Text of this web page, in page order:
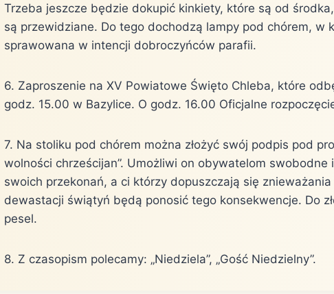
Trzeba jeszcze będzie dokupić kinkiety, które są od
są przewidziane. Do tego dochodzą lampy pod chórem, w
sprawowana w intencji dobroczyńców parafii.
6. Zaproszenie na XV Powiatowe Święto Chleba, które
godz. 15.00 w Bazylice. O godz. 16.00 Oficjalne
7. Na stoliku pod chórem można złożyć swój podpis pod
wolności chrześcijan”. Umożliwi on obywatelom
swoich przekonań, a ci którzy dopuszczają się
dewastacji świątyń będą ponosić tego konsekwencje. Do
pesel.
8. Z czasopism polecamy: „Niedziela”, „Gość Niedzielny”.